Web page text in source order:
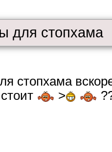
для стопхама
стопхама
>